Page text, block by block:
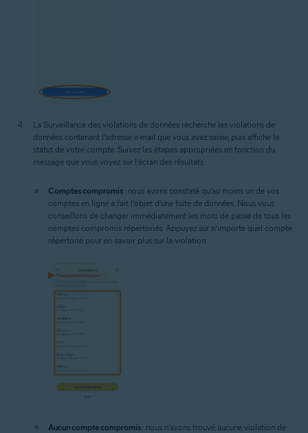
La Surveillance des violations de données recherche les violations de
données contenant l’adresse e-mail que vous avez saisie, puis affiche le
statut de votre compte. Suivez les étapes appropriées en fonction du
message que vous voyez sur l’écran des résultats :
Comptes compromis : nous avons constaté qu’au moins un de vos
comptes en ligne a fait l’objet d’une fuite de données. Nous vous
conseillons de changer immédiatement les mots de passe de tous les
comptes compromis répertoriés. Appuyez sur n’importe quel compte
répertorié pour en savoir plus sur la violation.
Aucun compte compromis : nous n’avons trouvé aucune violation de